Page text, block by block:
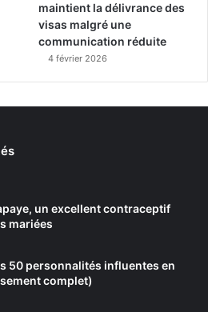
maintient la délivrance des
visas malgré une
communication réduite
4 février 2026
un excellent contraceptif
mariées
50 personnalités influentes en
complet)